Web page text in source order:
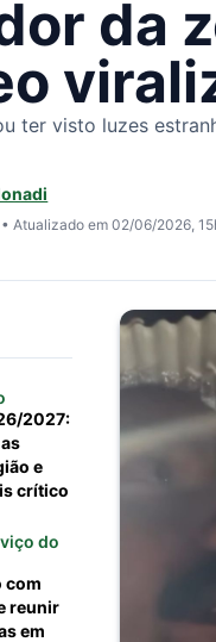
da
ter visto luzes
• Atualizado em 02/06/2026,
2027:
e
crítico
do
com
reunir
em